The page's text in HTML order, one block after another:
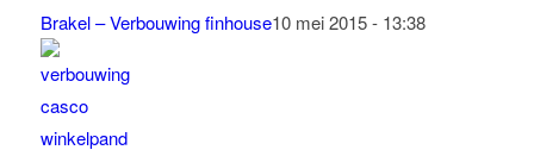
Brakel – Verbouwing finhouse10 mei 2015 - 13:38